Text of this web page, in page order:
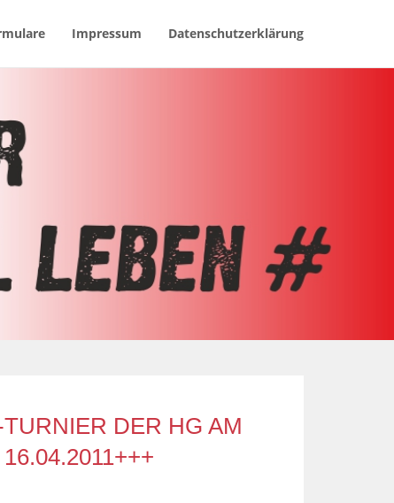
Impressum Datenschutzerklärung
DER HG AM